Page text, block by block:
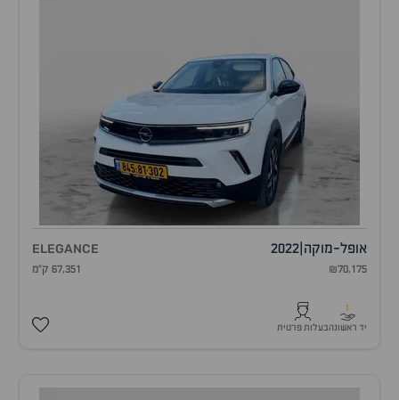
אופל-מוקה 2022
ELEGANCE
₪70,175 67,351 ק"מ
1
יד ראשונהבעלות פרטית